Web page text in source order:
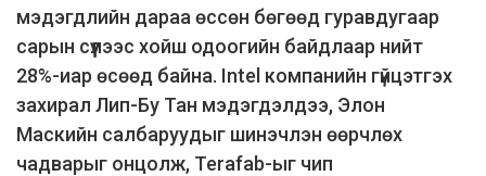
мэдэгдлийн дараа өссөн бөгөөд гуравдугаар
сарын сүүлээс хойш одоогийн байдлаар нийт
28%-иар өсөөд байна. Intel компанийн гүйцэтгэх
захирал Лип-Бу Тан мэдэгдэлдээ, Элон
Маскийн салбаруудыг шинэчлэн өөрчлөх
чадварыг онцолж, Terafab-ыг чип